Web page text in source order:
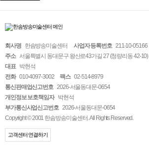
회사명 한솜방송미술센터 사업자 등록번호 211-10-05166
주소 서울특별시 동대문구 왕산로43가길 27 (청량리동 42-10)
대표 박현석
전화 010-4097-3002 팩스 02-514-8979
통신판매업신고번호 2026-서울동대문-0654
개인정보 보호책임자 박현석
부가통신사업신고번호 2026-서울동대문-0654
Copyright © 2001 한솜방송미술센터. All Rights Reserved.
고객센터 연결하기